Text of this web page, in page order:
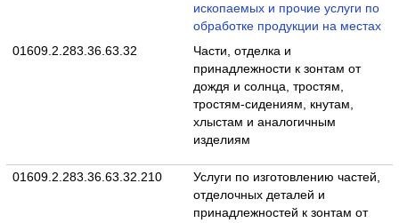
ископаемых и прочие услуги по
обработке продукции на местах
01609.2.283.36.63.32
Части, отделка и
принадлежности к зонтам от
дождя и солнца, тростям,
тростям-сидениям, кнутам,
хлыстам и аналогичным
изделиям
01609.2.283.36.63.32.210
Услуги по изготовлению частей,
отделочных деталей и
принадлежностей к зонтам от